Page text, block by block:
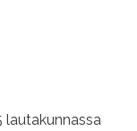
lautakunnassa